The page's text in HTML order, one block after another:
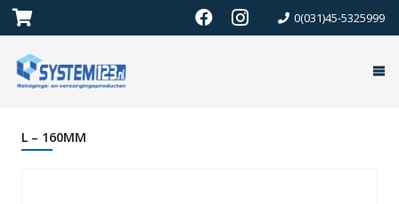
0(031)45-5325999
L – 160MM